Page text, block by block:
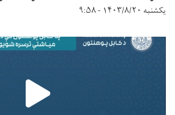
یکشنبه ۱۴۰۳/۸/۲۰ - ۹:۵۸